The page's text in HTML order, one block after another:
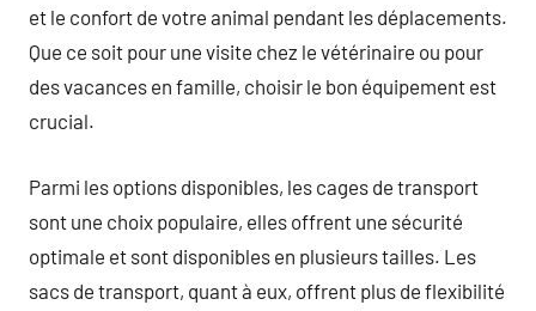
et le confort de votre animal pendant les déplacements.
Que ce soit pour une visite chez le vétérinaire ou pour
des vacances en famille, choisir le bon équipement est
crucial.
Parmi les options disponibles, les cages de transport
sont une choix populaire, elles offrent une sécurité
optimale et sont disponibles en plusieurs tailles. Les
sacs de transport, quant à eux, offrent plus de flexibilité